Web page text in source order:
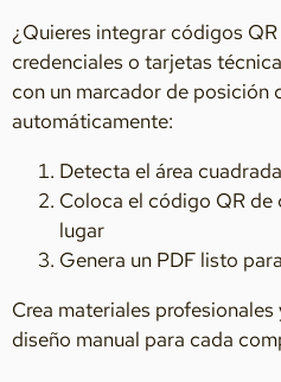
¿Quieres integrar códigos
credenciales o tarjetas
con un marcador de posición
automáticamente:
Detecta el área
Coloca el código QR
lugar
Genera un PDF listo
Crea materiales
diseño manual para cada